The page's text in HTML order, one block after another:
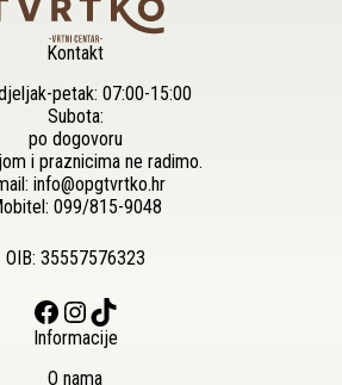
Kontakt
petak: 07:00-15:00
Subota:
po dogovoru
i praznicima ne radimo.
info@opgtvrtko.hr
099/815-9048
OIB: 35557576323
Facebook Instagram TikTok
Informacije
O nama